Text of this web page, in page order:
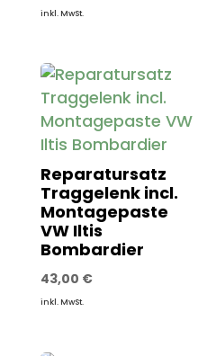
inkl. MwSt.
Reparatursatz
Traggelenk incl.
Montagepaste
VW Iltis
Bombardier
43,00 €
inkl. MwSt.